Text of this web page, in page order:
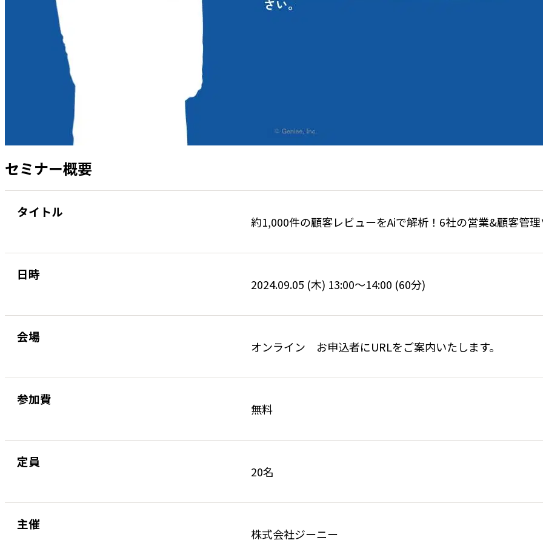
セミナー概要
タイトル
約1,000件の顧客レビューをAiで解析！6社の営業&顧客管
日時
2024.09.05 (木) 13:00〜14:00 (60分)
会場
オンライン お申込者にURLをご案内いたします。
参加費
無料
定員
20名
主催
株式会社ジーニー